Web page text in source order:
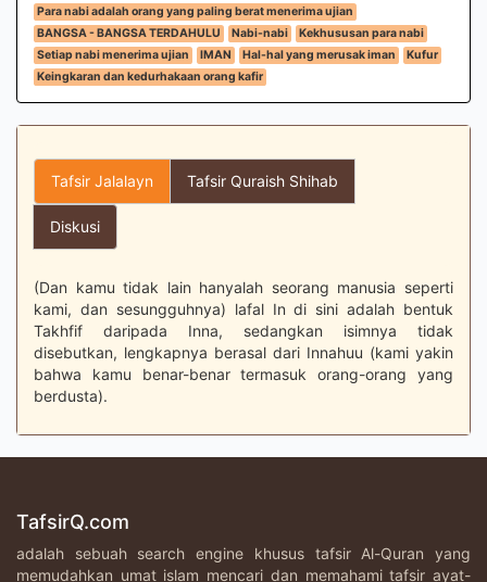
Para nabi adalah orang yang paling berat menerima ujian
BANGSA - BANGSA TERDAHULU
Nabi-nabi
Kekhususan para nabi
Setiap nabi menerima ujian
IMAN Hal-hal yang merusak iman
Kufur
Keingkaran dan kedurhakaan orang kafir
Tafsir Jalalayn Tafsir Quraish Shihab
Diskusi
(Dan kamu tidak lain hanyalah seorang manusia seperti
kami, dan sesungguhnya) lafal In di sini adalah bentuk
Takhfif daripada Inna, sedangkan isimnya tidak
disebutkan, lengkapnya berasal dari Innahuu (kami yakin
bahwa kamu benar-benar termasuk orang-orang yang
berdusta).
TafsirQ.com
adalah sebuah search engine khusus tafsir Al-Quran yang
memudahkan umat islam mencari dan memahami tafsir ayat-